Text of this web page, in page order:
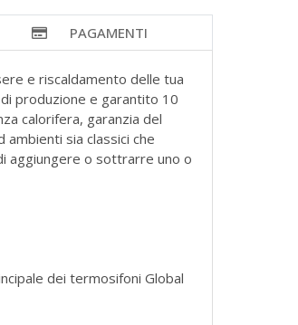
PAGAMENTI
e riscaldamento delle tua
produzione e garantito 10
calorifera, garanzia del
sia classici che
aggiungere o sottrarre uno o
dei termosifoni Global